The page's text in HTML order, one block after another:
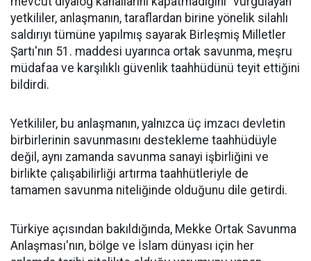
yetkililer, anlaşmanın, taraflardan birine yönelik silahlı
saldırıyı tümüne yapılmış sayarak Birleşmiş Milletler
Şartı'nın 51. maddesi uyarınca ortak savunma, meşru
müdafaa ve karşılıklı güvenlik taahhüdünü teyit ettiğini
bildirdi.
Yetkililer, bu anlaşmanın, yalnızca üç imzacı devletin
birbirlerinin savunmasını destekleme taahhüdüyle
değil, aynı zamanda savunma sanayi işbirliğini ve
birlikte çalışabilirliği artırma taahhütleriyle de
tamamen savunma niteliğinde olduğunu dile getirdi.
Türkiye açısından bakıldığında, Mekke Ortak Savunma
Anlaşması'nın, bölge ve İslam dünyası için her